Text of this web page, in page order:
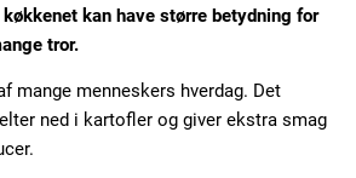
kan have større betydning for
tror.
mange menneskers hverdag. Det
ned i kartofler og giver ekstra smag